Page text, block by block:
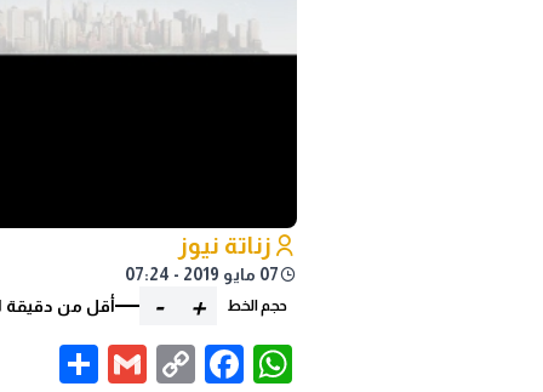
زناتة نيوز
07 مايو 2019 - 07:24
حجم الخط +
- أقل من دقيقة
WhatsApp
Facebook
Copy
Gmail